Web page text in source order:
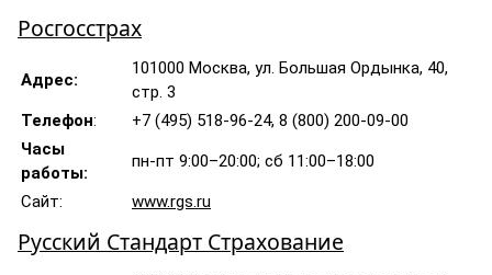
Росгосстрах
Адрес:
101000 Москва, ул. Большая Ордынка, 40,
стр. 3
Телефон:
+7 (495) 518-96-24, 8 (800) 200-09-00
Часы
работы:
пн-пт 9:00–20:00; сб 11:00–18:00
Сайт: www.rgs.ru
Русский Стандарт Страхование